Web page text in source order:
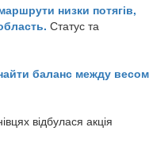
низки потягів,
Статус та
баланс между весом
відбулася акція